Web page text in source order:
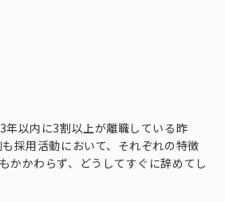
年以内に3割以上が離職している昨
採用活動において、それぞれの特徴
かかわらず、どうしてすぐに辞めてし